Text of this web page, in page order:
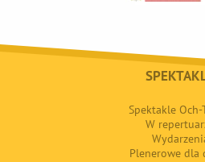
Spektakle Och-
W
Plenerowe dla